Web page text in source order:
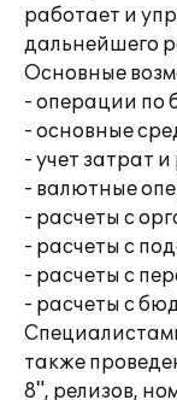
работает и
дальнейшего
Основные
- операции по
- основные
- учет затрат
- валютные
- расчеты с
- расчеты с
- расчеты с
- расчеты с
также
8", релизов,